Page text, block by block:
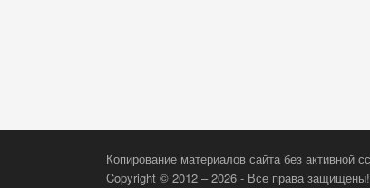
Копирование материалов сайта без активной
Copyright © 2012 – 2026 - Все права защищены!